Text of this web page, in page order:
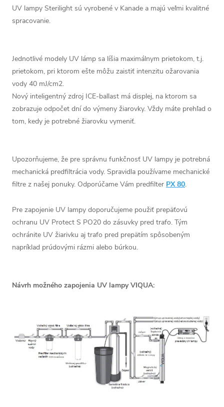
UV lampy Sterilight sú vyrobené v Kanade a majú veľmi kvalitné
spracovanie.
Jednotlivé modely UV lámp sa líšia maximálnym prietokom, t.j.
prietokom, pri ktorom ešte môžu zaistiť intenzitu ožarovania
vody 40 mJ/cm2.
Nový inteligentný zdroj ICE-ballast má displej, na ktorom sa
zobrazuje odpočet dní do výmeny žiarovky. Vždy máte prehľad o
tom, kedy je potrebné žiarovku vymeniť.
Upozorňujeme, že pre správnu funkčnosť UV lampy je potrebná
mechanická predfiltrácia vody. Spravidla používame mechanické
filtre z našej ponuky. Odporúčame Vám predfilter PX 80.
Pre zapojenie UV lampy doporučujeme použiť prepäťovú
ochranu UV Protect S PO20 do zásuvky pred trafo. Tým
ochránite UV žiarivku aj trafo pred prepätím spôsobeným
napríklad prúdovými rázmi alebo búrkou.
Návrh možného zapojenia UV lampy VIQUA: